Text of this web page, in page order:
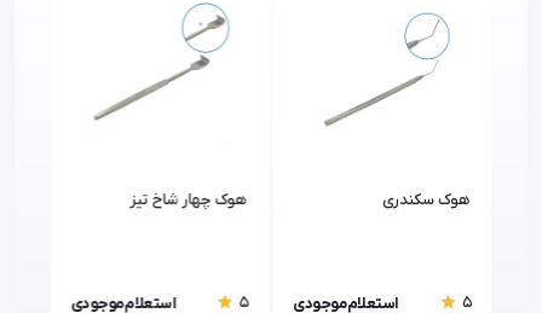
هوک سکندری
5 استعلام موجودی
هوک چهار شاخ تیز
5 استعلام موجودی